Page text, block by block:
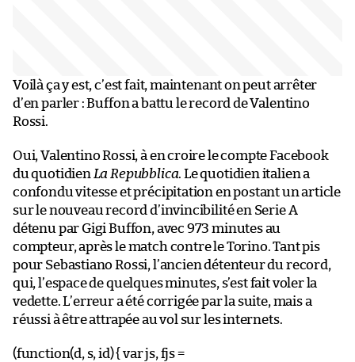
Voilà ça y est, c’est fait, maintenant on peut arrêter
d’en parler : Buffon a battu le record de Valentino
Rossi.
Oui, Valentino Rossi, à en croire le compte Facebook
du quotidien La Repubblica. Le quotidien italien a
confondu vitesse et précipitation en postant un article
sur le nouveau record d’invincibilité en Serie A
détenu par Gigi Buffon, avec 973 minutes au
compteur, après le match contre le Torino. Tant pis
pour Sebastiano Rossi, l’ancien détenteur du record,
qui, l’espace de quelques minutes, s’est fait voler la
vedette. L’erreur a été corrigée par la suite, mais a
réussi à être attrapée au vol sur les internets.
(function(d, s, id) { var js, fjs =